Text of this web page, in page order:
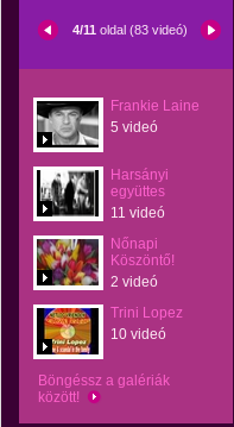
4/11 oldal (83 videó)
Frankie Laine
5 videó
Harsányi
együttes
11 videó
Nőnapi
Köszöntő!
2 videó
Trini Lopez
10 videó
Böngéssz a galériák
között!